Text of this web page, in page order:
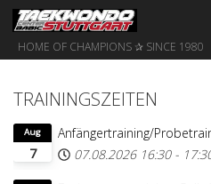
HOME OF CHAMPIONS ✰ SINCE 1980
TRAININGSZEITEN
7
Aug
Anfängertraining/
07.08.2026 16:30 -